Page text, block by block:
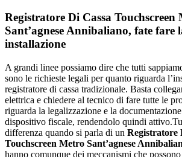
Registratore Di Cassa Touchscreen
Sant’agnese Annibaliano, fate fare
installazione
A grandi linee possiamo dire che tutti
sono le richieste legali per quanto riguarda
registratore di cassa tradizionale. Basta
elettrica e chiedere al tecnico di fare tutte le
riguarda la legalizzazione e la
dispositivo fiscale, rendendolo quindi
differenza quando si parla di un Registratore
Touchscreen Metro Sant’agnese
hanno comunque dei meccanismi che